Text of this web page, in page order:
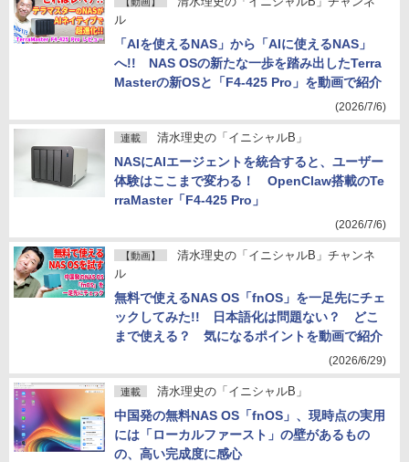
ル
「AIを使えるNAS」から「AIに使えるNAS」
へ!! NAS OSの新たな一歩を踏み出したTerra
Masterの新OSと「F4-425 Pro」を動画で紹介
(2026/7/6)
連載 清水理史の「イニシャルB」
NASにAIエージェントを統合すると、ユーザー
体験はここまで変わる！ OpenClaw搭載のTe
rraMaster「F4-425 Pro」
(2026/7/6)
【動画】
清水理史の「イニシャルB」チャンネ
ル
無料で使えるNAS OS「fnOS」を一足先にチェ
ックしてみた!! 日本語化は問題ない？ どこ
まで使える？ 気になるポイントを動画で紹介
(2026/6/29)
連載 清水理史の「イニシャルB」
中国発の無料NAS OS「fnOS」、現時点の実用
には「ローカルファースト」の壁があるもの
の、高い完成度に感心